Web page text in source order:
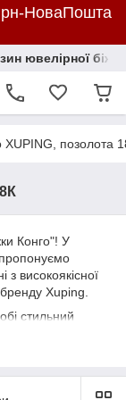
НоваПошта
ювелірної
позолота
Конго"! У
високоякісної
Xuping.
стильний